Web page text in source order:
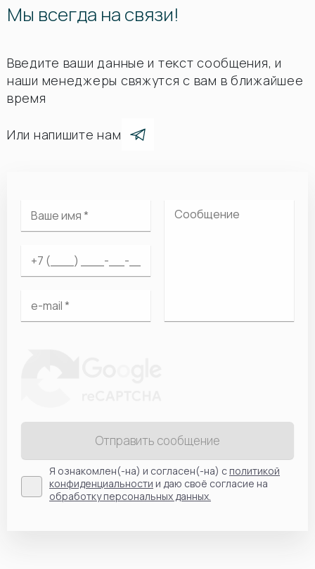
Мы всегда на связи!
Введите ваши данные и текст сообщения, и
наши менеджеры свяжутся с вам в ближайшее
время
Или напишите нам
Отправить сообщение
Я ознакомлен(-на) и согласен(-на) сполитикой
конфиденциальности и даю своё согласие на
обработку персональных данных.